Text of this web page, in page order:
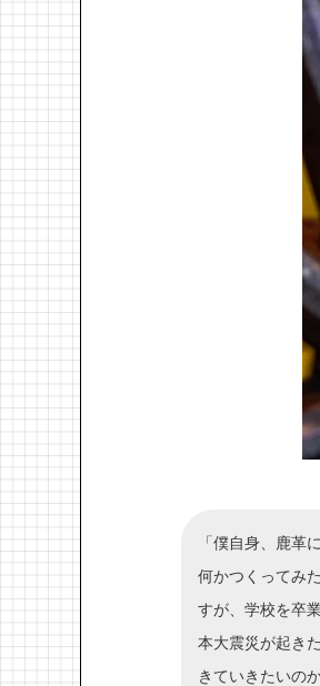
「僕自身、鹿革
何かつくってみ
すが、学校を卒
本大震災が起き
きていきたいの